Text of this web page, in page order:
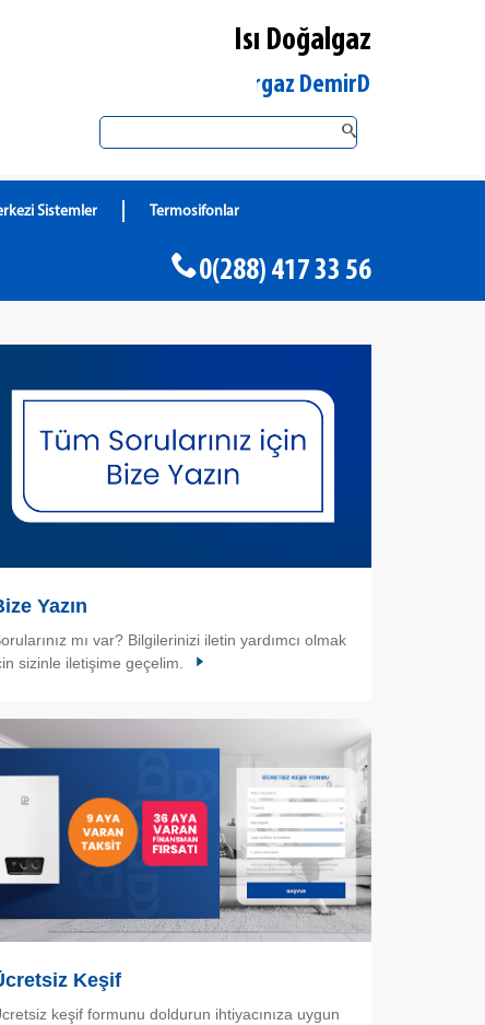
Isı Doğalgaz
Kırklareli Lüleburgaz DemirDöküm Yetkili Satıcı
Sistemler Termosifonlar
0(288) 417 33 56
Yazın
mı var? Bilgilerinizi iletin yardımcı olmak
sizinle iletişime geçelim.
Keşif
keşif formunu doldurun ihtiyacınıza uygun